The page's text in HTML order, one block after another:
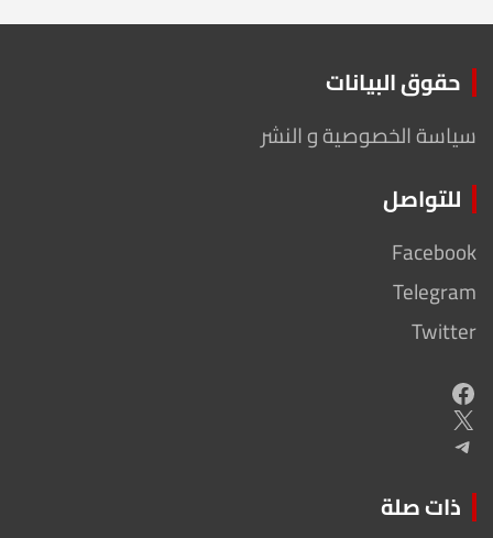
حقوق البيانات
سياسة الخصوصية و النشر
للتواصل
Facebook
Telegram
Twitter
Facebook
X
Telegram
ذات صلة